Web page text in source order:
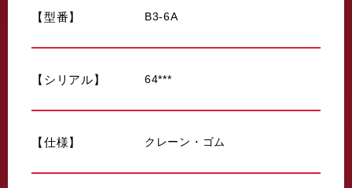
【型番】 B3-6A
【シリアル】 64***
【仕様】 クレーン・ゴム